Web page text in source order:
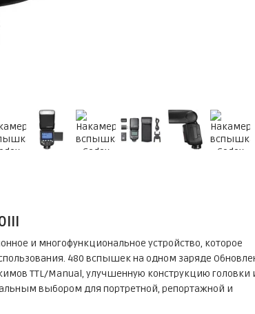
и многофункциональное устройство, которое
480 вспышек на одном заряде
TTL/Manual, улучшенную конструкцию головки
выбором для портретной, репортажной и